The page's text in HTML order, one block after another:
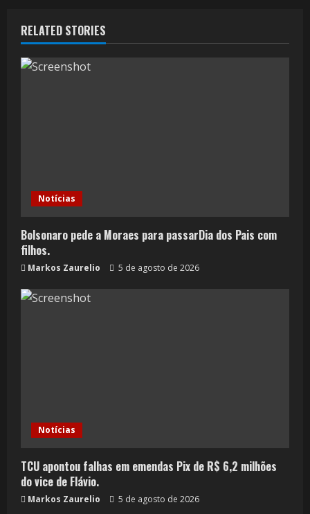
RELATED STORIES
Notícias
Bolsonaro pede a Moraes para passarDia dos Pais com
filhos.
Markos Zaurelio 5 de agosto de 2026
Notícias
TCU apontou falhas em emendas Pix de R$ 6,2 milhões
do vice de Flávio.
Markos Zaurelio 5 de agosto de 2026